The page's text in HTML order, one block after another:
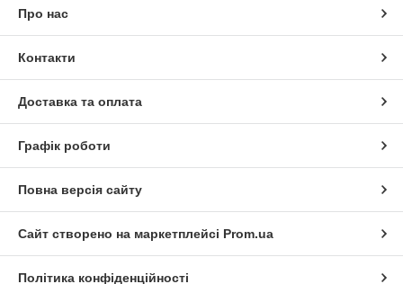
Про нас
Контакти
Доставка та оплата
Графік роботи
Повна версія сайту
Сайт створено на маркетплейсі Prom.ua
Політика конфіденційності